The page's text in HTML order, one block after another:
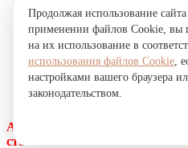
Доставка по городу
Срочная доставка по
Почтовая доставка
Самовывоз заказов из
NICKOL.KZ
Акция! Доставка заказов
стоимости заказа.
Продолжая использование
применении файлов Cookie, вы
на их использование в
использования файлов Cookie,
настройками вашего браузера
законодательством.